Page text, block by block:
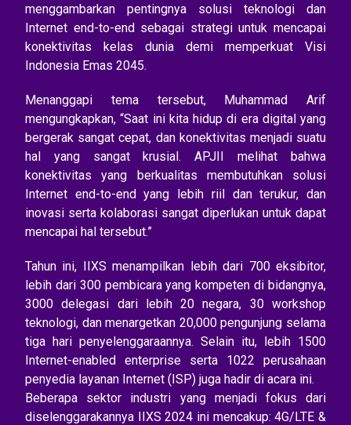
menggambarkan pentingnya solusi teknologi dan
Internet end-to-end sebagai strategi untuk mencapai
konektivitas kelas dunia demi memperkuat Visi
Indonesia Emas 2045.
Menanggapi tema tersebut, Muhammad Arif
mengungkapkan, “Saat ini kita hidup di era digital yang
bergerak sangat cepat, dan konektivitas menjadi suatu
hal yang sangat krusial. APJII melihat bahwa
konektivitas yang berkualitas membutuhkan solusi
Internet end-to-end yang lebih riil dan terukur, dan
inovasi serta kolaborasi sangat diperlukan untuk dapat
mencapai hal tersebut.”
Tahun ini, IIXS menampilkan lebih dari 700 eksibitor,
lebih dari 300 pembicara yang kompeten di bidangnya,
3000 delegasi dari lebih 20 negara, 30 workshop
teknologi, dan menargetkan 20,000 pengunjung selama
tiga hari penyelenggaraannya. Selain itu, lebih 1500
Internet-enabled enterprise serta 1022 perusahaan
penyedia layanan Internet (ISP) juga hadir di acara ini.
Beberapa sektor industri yang menjadi fokus dari
diselenggarakannya IIXS 2024 ini mencakup: 4G/LTE &